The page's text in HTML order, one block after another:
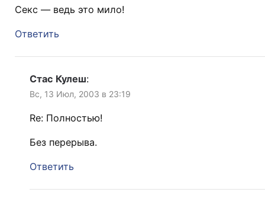
Секс — ведь это мило!
Ответить
Стас Кулеш:
Вс, 13 Июл, 2003 в 23:19
Re: Полностью!
Без перерыва.
Ответить